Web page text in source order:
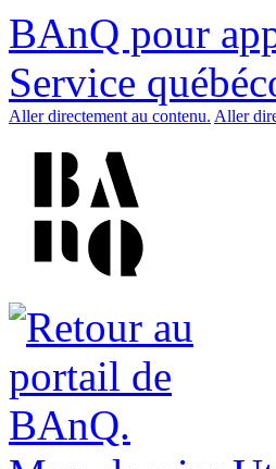
BAnQ pour
Service
Aller directement au contenu. Aller